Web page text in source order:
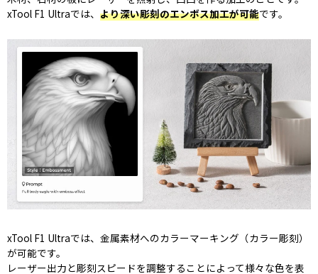
xTool F1 Ultraでは、 より深い彫刻のエンボス加工が可能です。
xTool F1 Ultraでは、金属素材へのカラーマーキング（カラー彫刻）
が可能です。
レーザー出力と彫刻スピードを調整することによって様々な色を表